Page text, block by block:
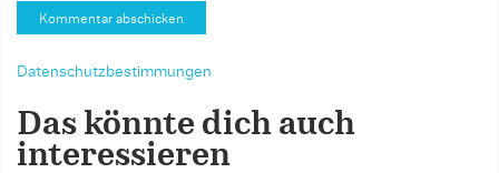
Datenschutzbestimmungen
Das könnte dich auch
interessieren